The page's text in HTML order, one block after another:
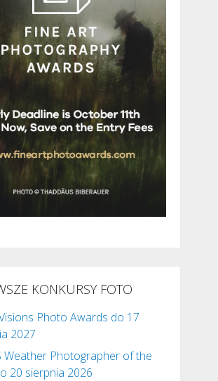
KONKURSY FOTO
Photo Awards do 17
2027
Weather Photographer of the
20 sierpnia 2026